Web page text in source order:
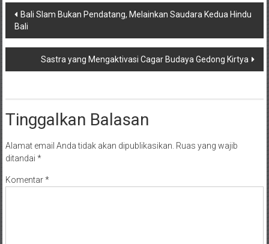
Navigasi
pos
Bali Slam Bukan Pendatang, Melainkan Saudara Kedua Hindu
Bali
Sastra yang Mengaktivasi Cagar Budaya Gedong Kirtya
Tinggalkan Balasan
Alamat email Anda tidak akan dipublikasikan. Ruas yang wajib
ditandai *
Komentar*